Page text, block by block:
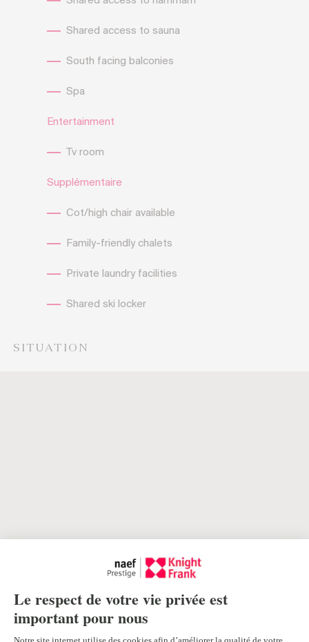
Shared access to sauna
South facing balconies
Spa
Entertainment
Tv room
Supplémentaire
Cot/high chair available
Family-friendly chalets
Private laundry facilities
Shared ski locker
SITUATION